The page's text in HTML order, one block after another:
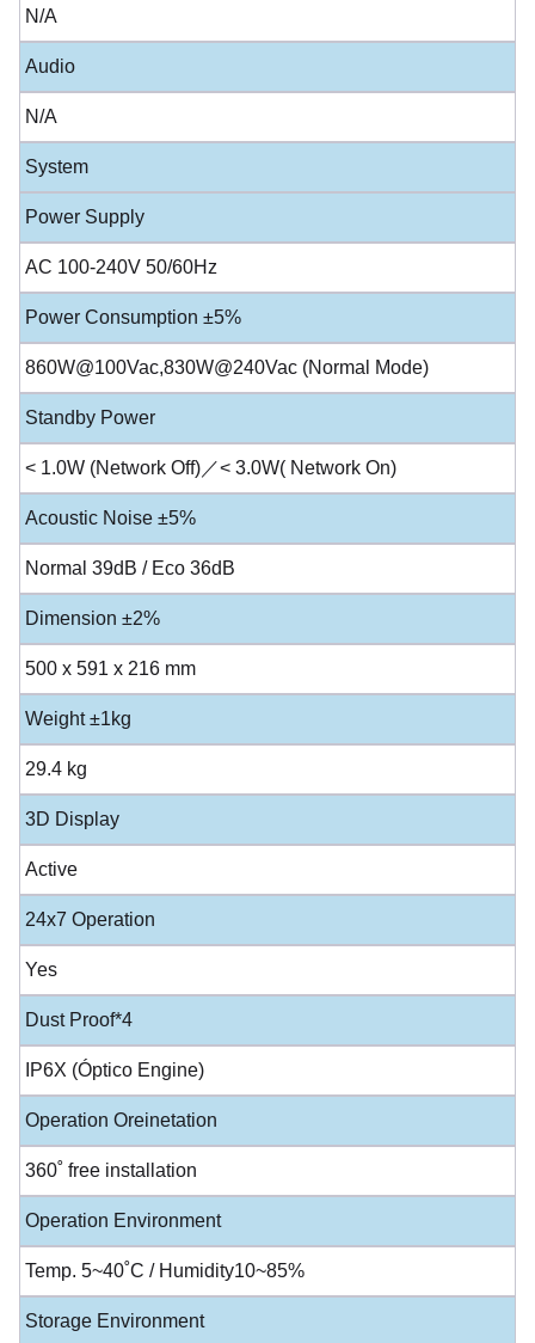
N/A
Audio
N/A
System
Power Supply
AC 100-240V 50/60Hz
Power Consumption ±5%
860W@100Vac,830W@240Vac (Normal Mode)
Standby Power
< 1.0W (Network Off)／< 3.0W( Network On)
Acoustic Noise ±5%
Normal 39dB / Eco 36dB
Dimension ±2%
500 x 591 x 216 mm
Weight ±1kg
29.4 kg
3D Display
Active
24x7 Operation
Yes
Dust Proof*4
IP6X (Óptico Engine)
Operation Oreinetation
360˚ free installation
Operation Environment
Temp. 5~40˚C / Humidity10~85%
Storage Environment